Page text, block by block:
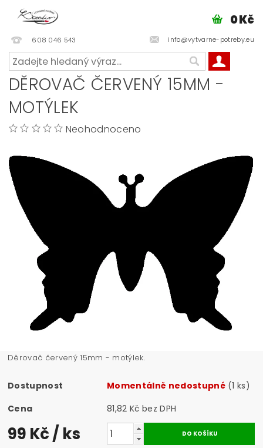
608 046 543 info@vytvarne-potreby.eu
0 Kč
DĚROVAČ ČERVENÝ 15MM -
MOTÝLEK
Neohodnoceno
Děrovač červený 15mm - motýlek.
Dostupnost Momentálně nedostupné (1 ks)
Cena
81,82 Kč bez DPH
99 Kč/ ks